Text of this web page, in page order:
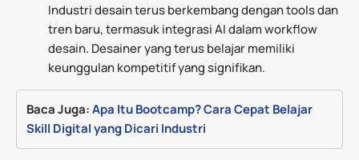
Industri desain terus berkembang dengan tools dan
tren baru, termasuk integrasi AI dalam workflow
desain. Desainer yang terus belajar memiliki
keunggulan kompetitif yang signifikan.
Baca Juga:Apa Itu Bootcamp? Cara Cepat Belajar
Skill Digital yang Dicari Industri